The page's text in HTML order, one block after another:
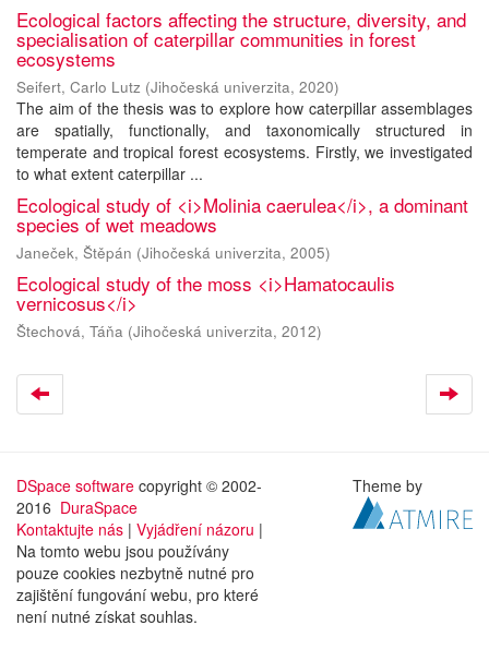
Ecological factors affecting the structure, diversity, and
specialisation of caterpillar communities in forest
ecosystems
Seifert, Carlo Lutz (Jihočeská univerzita, 2020)
The aim of the thesis was to explore how caterpillar assemblages
are spatially, functionally, and taxonomically structured in
temperate and tropical forest ecosystems. Firstly, we investigated
to what extent caterpillar ...
Ecological study of <i>Molinia caerulea</i>, a dominant
species of wet meadows
Janeček, Štěpán (Jihočeská univerzita, 2005)
Ecological study of the moss <i>Hamatocaulis
vernicosus</i>
Štechová, Táňa (Jihočeská univerzita, 2012)
DSpace software copyright © 2002-
2016 DuraSpace
Kontaktujte nás | Vyjádření názoru |
Na tomto webu jsou používány
pouze cookies nezbytně nutné pro
zajištění fungování webu, pro které
není nutné získat souhlas.
Theme by